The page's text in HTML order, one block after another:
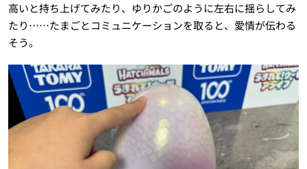
高いと持ち上げてみたり、ゆりかごのように左右に揺らしてみ
たり……たまごとコミュニケーションを取ると、愛情が伝わる
そう。